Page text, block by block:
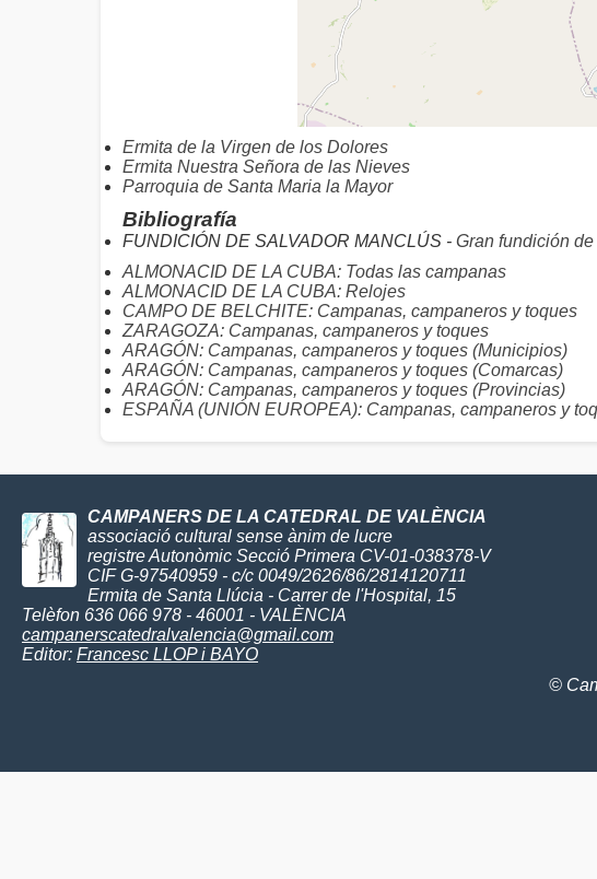
Ermita de la Virgen de los Dolores
Ermita Nuestra Señora de las Nieves
Parroquia de Santa Maria la Mayor
Bibliografía
FUNDICIÓN DE SALVADOR MANCLÚS - Gran fundición
ALMONACID DE LA CUBA: Todas las campanas
ALMONACID DE LA CUBA: Relojes
CAMPO DE BELCHITE: Campanas, campaneros y toques
ZARAGOZA: Campanas, campaneros y toques
ARAGÓN: Campanas, campaneros y toques (Municipios)
ARAGÓN: Campanas, campaneros y toques (Comarcas)
ARAGÓN: Campanas, campaneros y toques (Provincias)
ESPAÑA (UNIÓN EUROPEA): Campanas, campaneros y
CAMPANERS DE LA CATEDRAL DE VALÈNCIA
associació cultural sense ànim de lucre
registre Autonòmic Secció Primera CV-01-038378-V
CIF G-97540959 - c/c 0049/2626/86/2814120711
Ermita de Santa Llúcia - Carrer de l'Hospital, 15
Telèfon 636 066 978 - 46001 - VALÈNCIA
campanerscatedralvalencia@gmail.com
Editor: Francesc LLOP i BAYO
©